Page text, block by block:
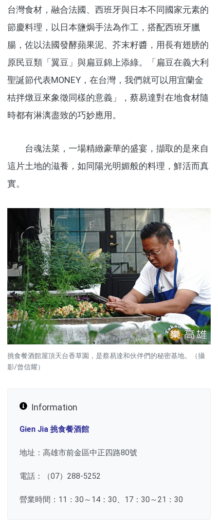
台灣食材，融合法國、西班牙與日本不同國家元素的
節慶料理，以日本鹽焗手法為作工，搭配西班牙臘
腸，佐以法國發酵蘋果泥、芥末籽醬，用長有翅膀的
原民豆類「翼豆」與扁豆錦上添綠。「扁豆在義大利
聖誕節代表MONEY，在台灣，我們就可以用宜蘭金
桔拌燉豆來象徵同樣的意義」，蔡易達對在地食材隨
時都有淋漓盡致的巧妙應用。
台魂法菜，一場精緻豪華的盛宴，擷取的是來自
這片土地的滋養，如同陽光明媚般的料理，鮮活而真
實。
挑食餐酒館屋頂天台香草園，是蔡易達和伙伴們的秘密基地。（攝
影/曾信耀）
Information
Gien Jia 挑食餐酒館
地址：高雄市前金區中正四路80號
電話：（07）288-5252
營業時間：11：30～14：30、17：30～21：30